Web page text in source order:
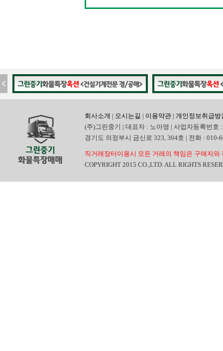
회사소개 | 오시는길 | 이용약관 | 개인정보취급방
(주)그린중기 | 대표자 : 노아영 | 사업자등록번호
경기도 의정부시 금신로 323, 304호 | 전화 :
직거래장터이용시 모든 거래의 책임은 구매자
COPYRIGHT 2015 CO.,LTD. ALL RIGHTS